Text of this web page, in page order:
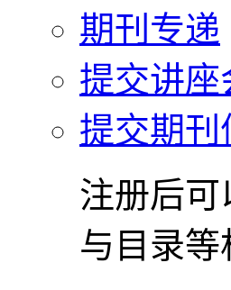
期刊专递
提交讲座
提交期刊
注册后
与目录